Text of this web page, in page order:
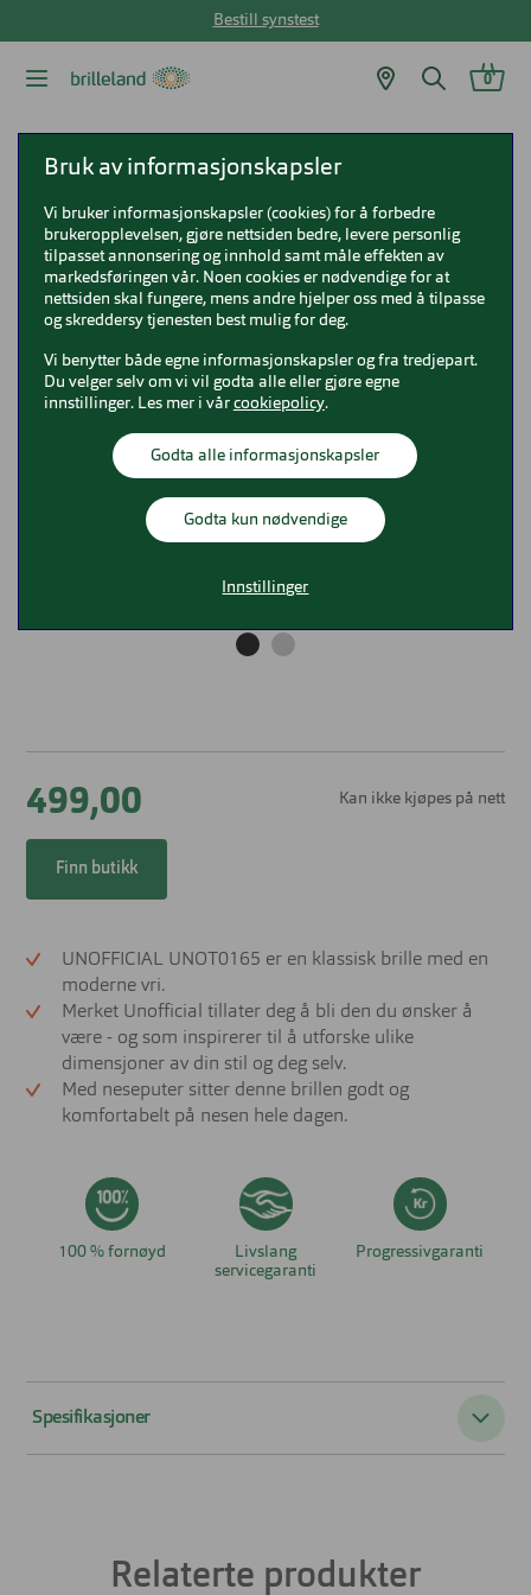
Bestill synstest
0
Unofficial Teens UNOT0165
Unofficial Teens UNOT0165
UNOT0165
499,00 Kan ikke kjøpes på nett
Finn butikk
UNOFFICIAL UNOT0165 er en klassisk brille med en
moderne vri.
Merket Unofficial tillater deg å bli den du ønsker å
være - og som inspirerer til å utforske ulike
dimensjoner av din stil og deg selv.
Med neseputer sitter denne brillen godt og
komfortabelt på nesen hele dagen.
100 % fornøyd
Livslang
servicegaranti
Progressivgaranti
Spesifikasjoner
Relaterte produkter
Bruk av informasjonskapsler
Vi bruker informasjonskapsler (cookies) for å forbedre
brukeropplevelsen, gjøre nettsiden bedre, levere personlig
tilpasset annonsering og innhold samt måle effekten av
markedsføringen vår. Noen cookies er nødvendige for at
nettsiden skal fungere, mens andre hjelper oss med å tilpasse
og skreddersy tjenesten best mulig for deg.
Vi benytter både egne informasjonskapsler og fra tredjepart.
Du velger selv om vi vil godta alle eller gjøre egne
innstillinger. Les mer i vår cookiepolicy.
Godta alle informasjonskapsler
Godta kun nødvendige
Innstillinger